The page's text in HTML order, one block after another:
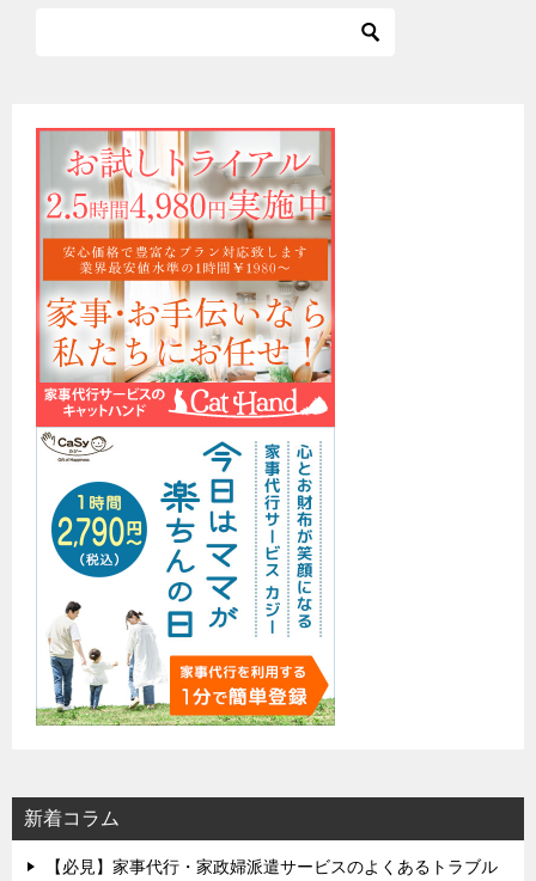
新着コラム
【必見】家事代行・家政婦派遣サービスのよくあるトラブル